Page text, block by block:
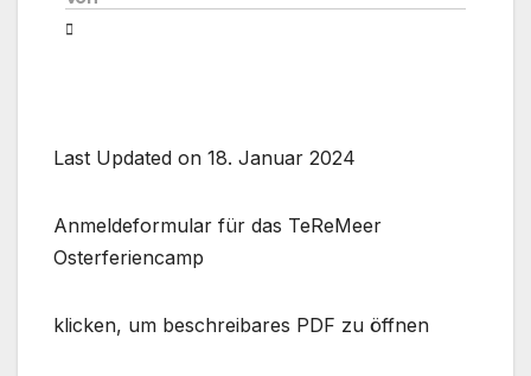
Last Updated on 18. Januar 2024
Anmeldeformular für das TeReMeer
Osterferiencamp
klicken, um beschreibares PDF zu öffnen